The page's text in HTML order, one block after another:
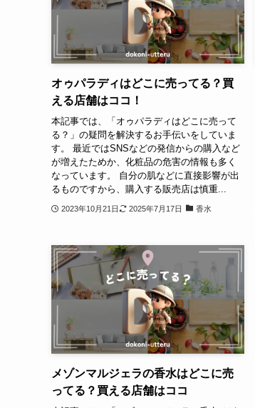
オゥパラディはどこに売ってる？買
える店舗はココ！
本記事では、「オゥパラディはどこに売って
る？」の疑問を解決するお手伝いをしていま
す。 最近ではSNSなどの発信からの購入など
が増えたためか、化粧品の危害の情報も多く
なっています。 自分の肌などに直接影響が出
るものですから、購入する販売店は慎重...
2023年10月21日 2025年7月17日 香水
メゾンマルジェラの香水はどこに売
ってる？買える店舗はココ